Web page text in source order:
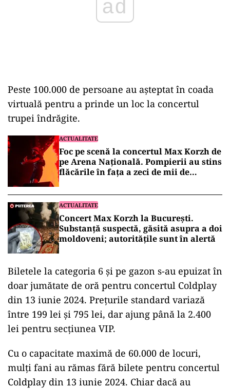
Peste 100.000 de persoane au așteptat în coada
virtuală pentru a prinde un loc la concertul
trupei îndrăgite.
ACTUALITATE
Foc pe scenă la concertul Max Korzh de
pe Arena Națională. Pompierii au stins
flăcările în fața a zeci de mii de
ACTUALITATE
Concert Max Korzh la București.
Substanță suspectă, găsită asupra a doi
moldoveni; autoritățile sunt în alertă
Biletele la categoria 6 și pe gazon s-au epuizat în
doar jumătate de oră pentru concertul Coldplay
din 13 iunie 2024. Prețurile standard variază
între 199 lei și 795 lei, dar ajung până la 2.400
lei pentru secțiunea VIP.
Cu o capacitate maximă de 60.000 de locuri,
mulți fani au rămas fără bilete pentru concertul
Coldplay din 13 iunie 2024. Chiar dacă au